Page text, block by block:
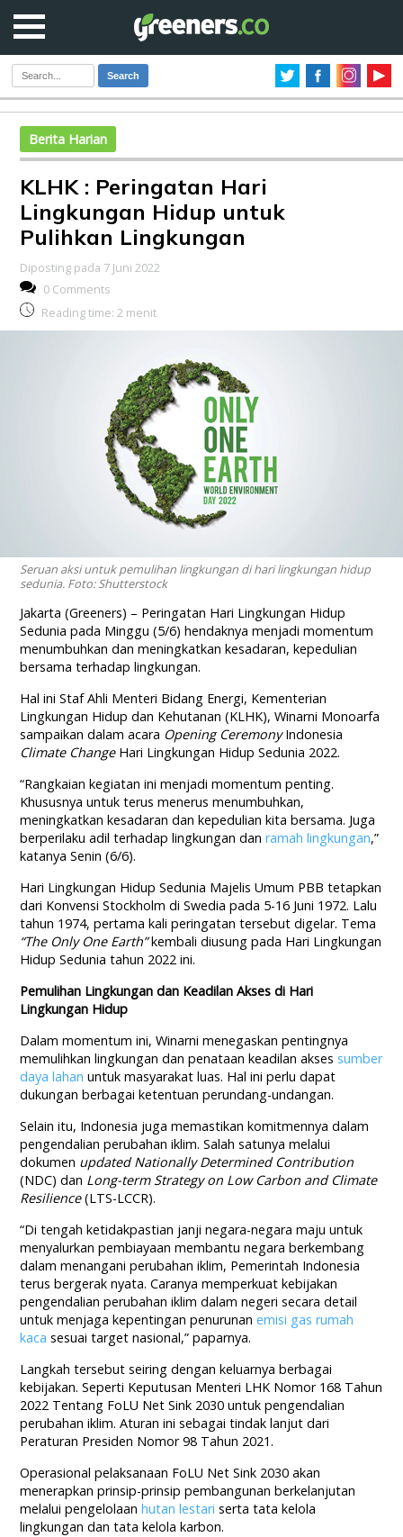
Search
Berita Harian
KLHK : Peringatan Hari
Lingkungan Hidup untuk
Pulihkan Lingkungan
Diposting pada 7 Juni 2022
0 Comments
Reading time: 2 menit
Seruan aksi untuk pemulihan lingkungan di hari lingkungan hidup
sedunia. Foto: Shutterstock
Jakarta (Greeners) – Peringatan Hari Lingkungan Hidup
Sedunia pada Minggu (5/6) hendaknya menjadi momentum
menumbuhkan dan meningkatkan kesadaran, kepedulian
bersama terhadap lingkungan.
Hal ini Staf Ahli Menteri Bidang Energi, Kementerian
Lingkungan Hidup dan Kehutanan (KLHK), Winarni Monoarfa
sampaikan dalam acara Opening CeremonyIndonesia
Climate ChangeHari Lingkungan Hidup Sedunia 2022.
“Rangkaian kegiatan ini menjadi momentum penting.
Khususnya untuk terus menerus menumbuhkan,
meningkatkan kesadaran dan kepedulian kita bersama. Juga
berperilaku adil terhadap lingkungan dan ramah lingkungan,”
katanya Senin (6/6).
Hari Lingkungan Hidup Sedunia Majelis Umum PBB tetapkan
dari Konvensi Stockholm di Swedia pada 5-16 Juni 1972. Lalu
tahun 1974, pertama kali peringatan tersebut digelar. Tema
“The Only One Earth”kembali diusung pada Hari Lingkungan
Hidup Sedunia tahun 2022 ini.
Pemulihan Lingkungan dan Keadilan Akses di Hari
Lingkungan Hidup
Dalam momentum ini, Winarni menegaskan pentingnya
memulihkan lingkungan dan penataan keadilan akses sumber
daya lahan untuk masyarakat luas. Hal ini perlu dapat
dukungan berbagai ketentuan perundang-undangan.
Selain itu, Indonesia juga memastikan komitmennya dalam
pengendalian perubahan iklim. Salah satunya melalui
dokumen updated Nationally Determined Contribution
(NDC) dan Long-term Strategy on Low Carbon and Climate
Resilience(LTS-LCCR).
“Di tengah ketidakpastian janji negara-negara maju untuk
menyalurkan pembiayaan membantu negara berkembang
dalam menangani perubahan iklim, Pemerintah Indonesia
terus bergerak nyata. Caranya memperkuat kebijakan
pengendalian perubahan iklim dalam negeri secara detail
untuk menjaga kepentingan penurunanemisi gas rumah
kaca sesuai target nasional,” paparnya.
Langkah tersebut seiring dengan keluarnya berbagai
kebijakan. Seperti Keputusan Menteri LHK Nomor 168 Tahun
2022 Tentang FoLU Net Sink 2030 untuk pengendalian
perubahan iklim. Aturan ini sebagai tindak lanjut dari
Peraturan Presiden Nomor 98 Tahun 2021.
Operasional pelaksanaan FoLU Net Sink 2030 akan
menerapkan prinsip-prinsip pembangunan berkelanjutan
melalui pengelolaanhutan lestari serta tata kelola
lingkungan dan tata kelola karbon.